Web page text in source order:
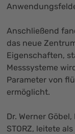
Anschließend
das neue
Eigenschaften,
Messsysteme
Parameter von
ermöglicht.
Dr. Werner
STORZ, leitete